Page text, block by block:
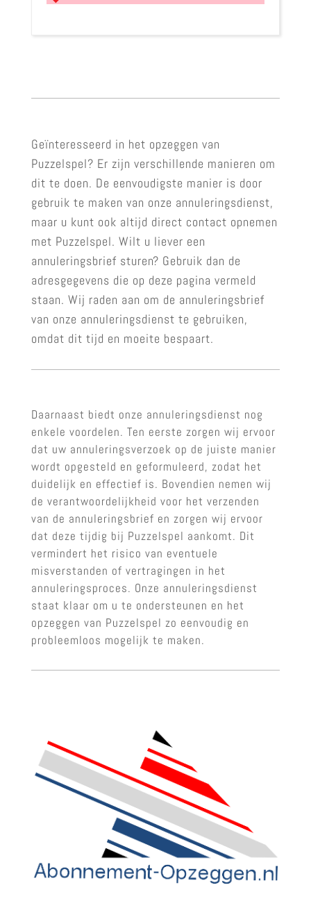
Geïnteresseerd in het opzeggen van
Puzzelspel? Er zijn verschillende manieren om
dit te doen. De eenvoudigste manier is door
gebruik te maken van onze annuleringsdienst,
maar u kunt ook altijd direct contact opnemen
met Puzzelspel. Wilt u liever een
annuleringsbrief sturen? Gebruik dan de
adresgegevens die op deze pagina vermeld
staan. Wij raden aan om de annuleringsbrief
van onze annuleringsdienst te gebruiken,
omdat dit tijd en moeite bespaart.
Daarnaast biedt onze annuleringsdienst nog
enkele voordelen. Ten eerste zorgen wij ervoor
dat uw annuleringsverzoek op de juiste manier
wordt opgesteld en geformuleerd, zodat het
duidelijk en effectief is. Bovendien nemen wij
de verantwoordelijkheid voor het verzenden
van de annuleringsbrief en zorgen wij ervoor
dat deze tijdig bij Puzzelspel aankomt. Dit
vermindert het risico van eventuele
misverstanden of vertragingen in het
annuleringsproces. Onze annuleringsdienst
staat klaar om u te ondersteunen en het
opzeggen van Puzzelspel zo eenvoudig en
probleemloos mogelijk te maken.